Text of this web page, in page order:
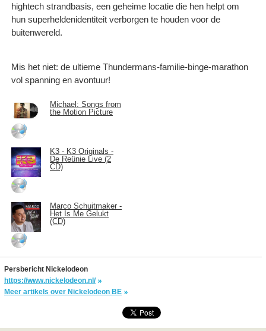
hightech strandbasis, een geheime locatie die hen helpt om
hun superheldenidentiteit verborgen te houden voor de
buitenwereld.
Mis het niet: de ultieme Thundermans-familie-binge-marathon
vol spanning en avontuur!
Michael: Songs from
the Motion Picture
K3 - K3 Originals -
De Reünie Live (2
CD)
Marco Schuitmaker -
Het Is Me Gelukt
(CD)
Persbericht Nickelodeon
https://www.nickelodeon.nl/
Meer artikels over Nickelodeon BE